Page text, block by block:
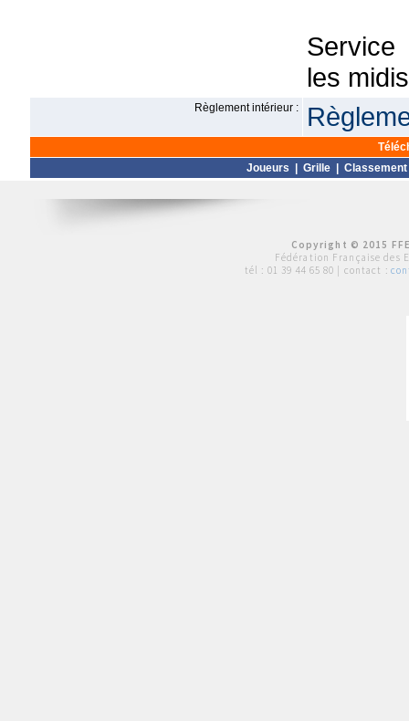
Service
les
Règlement intérieur :
Joueurs
Grille Classement
Copyright © 2015
Fédération Française des
tél : 01 39 44 65 80 | contact :